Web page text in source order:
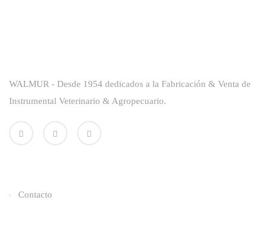
WALMUR - Desde 1954 dedicados a la Fabricación & Venta de
Instrumental Veterinario & Agropecuario.
Contacto